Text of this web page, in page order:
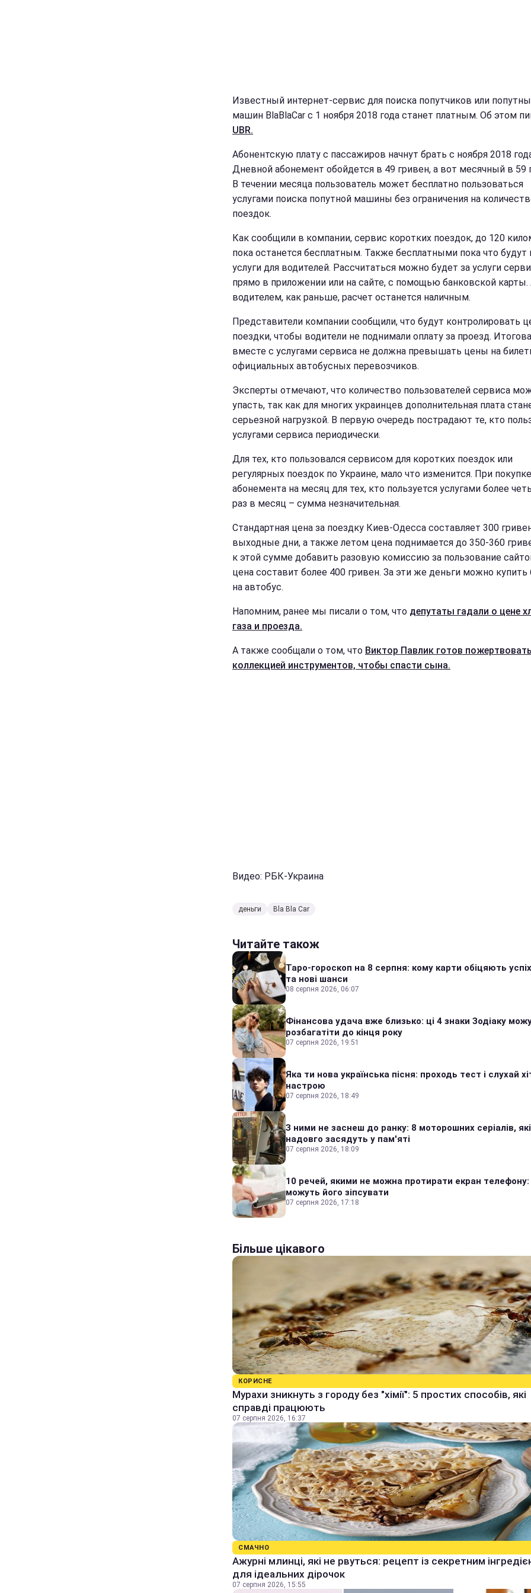
Известный интернет-сервис для поиска попутчиков или
машин BlaBlaCar с 1 ноября 2018 года станет платным. Об этом
UBR.
Абонентскую плату с пассажиров начнут брать с ноября 2018
Дневной абонемент обойдется в 49 гривен, а вот месячный в 59
В течении месяца пользователь может бесплатно пользоваться
услугами поиска попутной машины без ограничения на
поездок.
Как сообщили в компании, сервис коротких поездок, до 120
пока останется бесплатным. Также бесплатными пока что будут
услуги для водителей. Рассчитаться можно будет за услуги
прямо в приложении или на сайте, с помощью банковской карты.
водителем, как раньше, расчет останется наличным.
Представители компании сообщили, что будут контролировать
поездки, чтобы водители не поднимали оплату за проезд.
вместе с услугами сервиса не должна превышать цены на
официальных автобусных перевозчиков.
Эксперты отмечают, что количество пользователей сервиса
упасть, так как для многих украинцев дополнительная плата
серьезной нагрузкой. В первую очередь пострадают те, кто
услугами сервиса периодически.
Для тех, кто пользовался сервисом для коротких поездок или
регулярных поездок по Украине, мало что изменится. При покупке
абонемента на месяц для тех, кто пользуется услугами более
раз в месяц – сумма незначительная.
Стандартная цена за поездку Киев-Одесса составляет 300
выходные дни, а также летом цена поднимается до 350-360
к этой сумме добавить разовую комиссию за пользование
цена составит более 400 гривен. За эти же деньги можно купить
на автобус.
Напомним, ранее мы писали о том, что депутаты гадали о цене
газа и проезда.
А также сообщали о том, что Виктор Павлик готов пожертвовать
коллекцией инструментов, чтобы спасти сына.
Видео: РБК-Украина
деньги Bla Bla Car
Читайте також
Таро-гороскоп на 8 серпня: кому карти обіцяють
та нові шанси
08 серпня 2026, 06:07
Фінансова удача вже близько: ці 4 знаки Зодіаку
розбагатіти до кінця року
07 серпня 2026, 19:51
Яка ти нова українська пісня: проходь тест і слухай
настрою
07 серпня 2026, 18:49
З ними не заснеш до ранку: 8 моторошних серіалів, які
надовго засядуть у пам'яті
07 серпня 2026, 18:09
10 речей, якими не можна протирати екран телефону:
можуть його зіпсувати
07 серпня 2026, 17:18
Більше цікавого
КОРИСНЕ
Мурахи зникнуть з городу без "хімії": 5 простих способів, які
справді працюють
07 серпня 2026, 16:37
СМАЧНО
Ажурні млинці, які не рвуться: рецепт із секретним
для ідеальних дірочок
07 серпня 2026, 15:55